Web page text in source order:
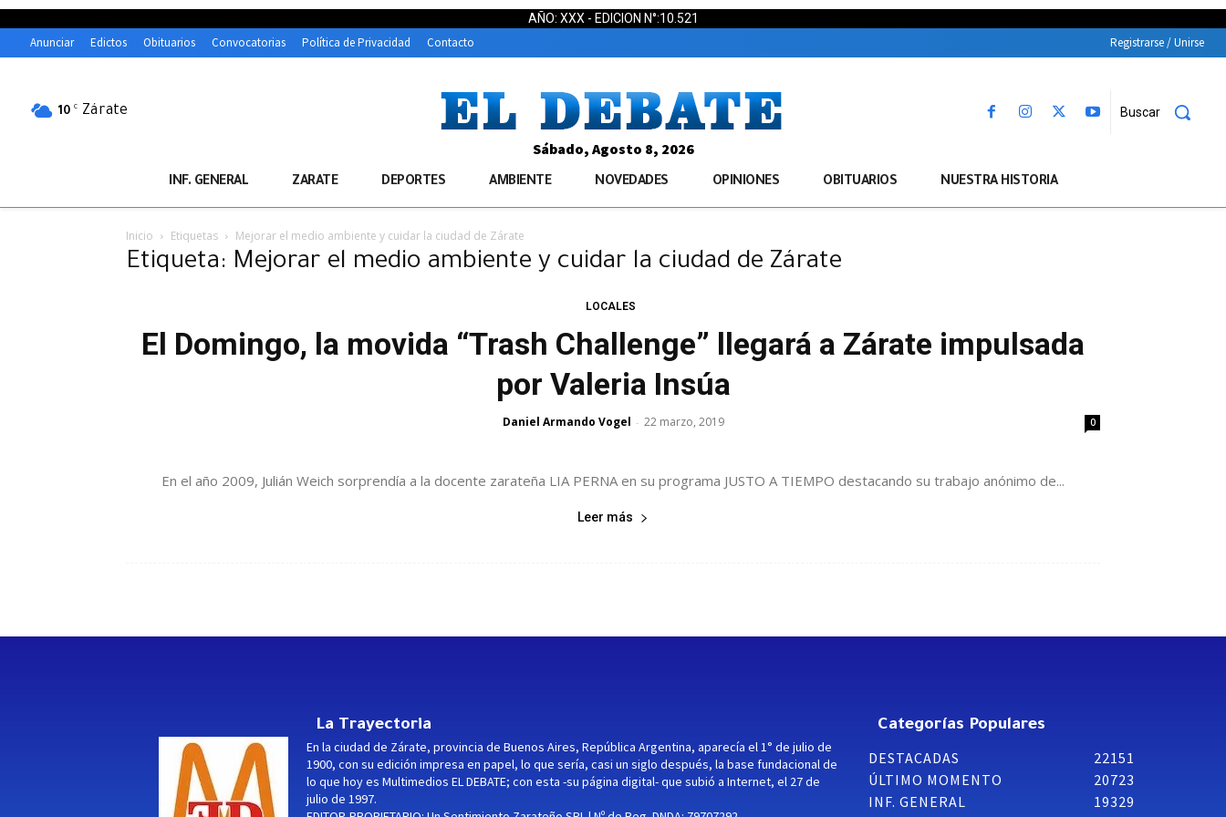
AÑO: XXX - EDICION N°:10.521
Anunciar Edictos Obituarios Convocatorias Política de Privacidad Contacto Registrarse / Unirse
10 C Zárate Buscar
Sábado, Agosto 8, 2026
INF. GENERAL ZARATE DEPORTES AMBIENTE NOVEDADES OPINIONES OBITUARIOS NUESTRA HISTORIA
Inicio Etiquetas Mejorar el medio ambiente y cuidar la ciudad de Zárate
Etiqueta: Mejorar el medio ambiente y cuidar la ciudad de Zárate
LOCALES
El Domingo, la movida “Trash Challenge” llegará a Zárate impulsada
por Valeria Insúa
Daniel Armando Vogel - 22 marzo, 2019 0
En el año 2009, Julián Weich sorprendía a la docente zarateña LIA PERNA en su programa JUSTO A TIEMPO destacando su trabajo anónimo de...
Leer más
La Trayectoria
En la ciudad de Zárate, provincia de Buenos Aires, República Argentina, aparecía el 1° de julio de
1900, con su edición impresa en papel, lo que sería, casi un siglo después, la base fundacional de
lo que hoy es Multimedios EL DEBATE; con esta -su página digital- que subió a Internet, el 27 de
julio de 1997.
Categorías Populares
DESTACADAS
22151
ÚLTIMO MOMENTO
20723
INF. GENERAL
19329